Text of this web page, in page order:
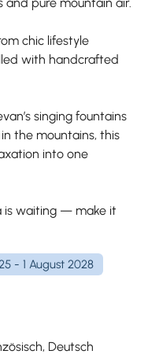
pure mountain air.
chic lifestyle
with handcrafted
singing fountains
the mountains, this
into one
is waiting — make it
- 1 August 2028
Deutsch